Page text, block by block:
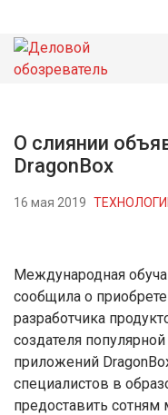
НОВОСТИ
О слиянии
DragonBox
16 мая 2019
Международная
сообщила о
разработчика
создателя
приложений
специалистов в
предоставить